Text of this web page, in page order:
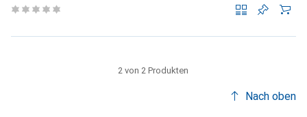
2 von 2 Produkten
Nach oben